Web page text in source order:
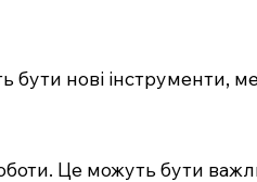
нові інструменти,
Це можуть бути